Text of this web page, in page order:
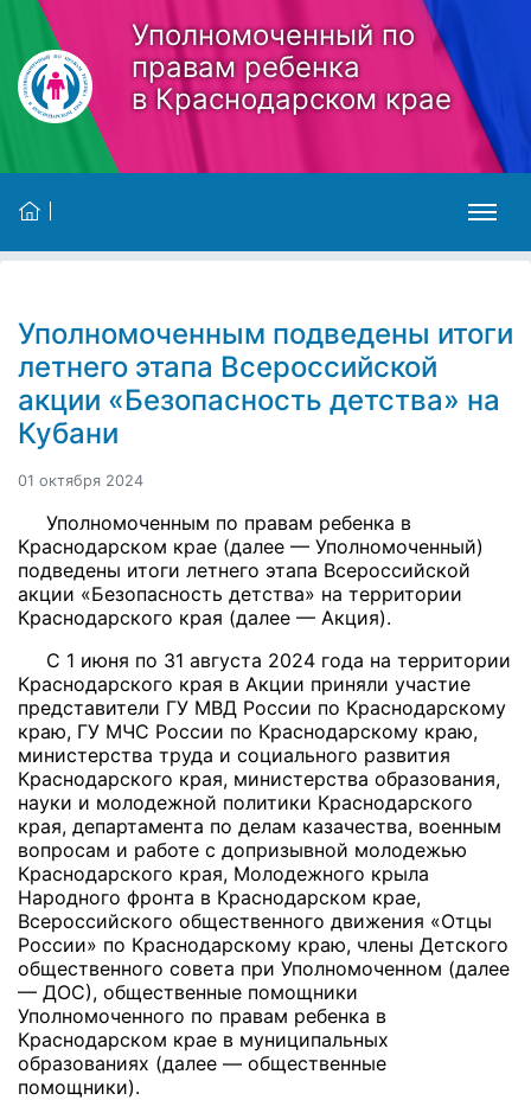
Skip to main content
Уполномоченный по
правам ребенка
в Краснодарском крае
Уполномоченным подведены итоги
летнего этапа Всероссийской
акции «Безопасность детства» на
Кубани
01 октября 2024
Уполномоченным по правам ребенка в
Краснодарском крае (далее — Уполномоченный)
подведены итоги летнего этапа Всероссийской
акции «Безопасность детства» на территории
Краснодарского края (далее — Акция).
С 1 июня по 31 августа 2024 года на территории
Краснодарского края в Акции приняли участие
представители ГУ МВД России по Краснодарскому
краю, ГУ МЧС России по Краснодарскому краю,
министерства труда и социального развития
Краснодарского края, министерства образования,
науки и молодежной политики Краснодарского
края, департамента по делам казачества, военным
вопросам и работе с допризывной молодежью
Краснодарского края, Молодежного крыла
Народного фронта в Краснодарском крае,
Всероссийского общественного движения «Отцы
России» по Краснодарскому краю, члены Детского
общественного совета при Уполномоченном (далее
— ДОС), общественные помощники
Уполномоченного по правам ребенка в
Краснодарском крае в муниципальных
образованиях (далее — общественные
помощники).